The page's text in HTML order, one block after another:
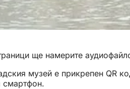
ще намерите
музей е прикрепен QR
смартфон.